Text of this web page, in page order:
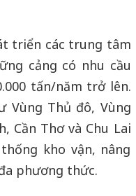
triển các trung tâm
cảng có nhu cầu
tấn/năm trở lên.
Vùng Thủ đô, Vùng
Cần Thơ và Chu Lai
kho vận, nâng
phương thức.